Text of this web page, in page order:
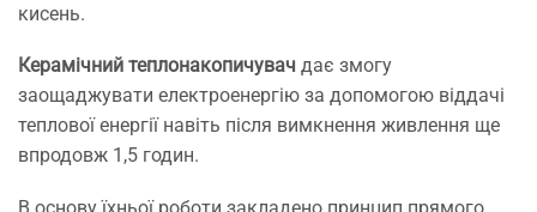
кисень.
Керамічний теплонакопичувач дає змогу
заощаджувати електроенергію за допомогою віддачі
теплової енергії навіть після вимкнення живлення ще
впродовж 1,5 годин.